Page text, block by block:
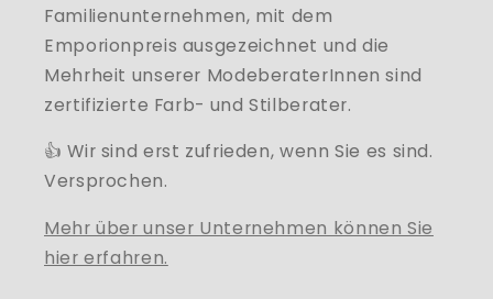
Familienunternehmen, mit dem
Emporionpreis ausgezeichnet und die
Mehrheit unserer ModeberaterInnen sind
zertifizierte Farb- und Stilberater.
👍 Wir sind erst zufrieden, wenn Sie es sind.
Versprochen.
Mehr über unser Unternehmen können Sie
hier erfahren.